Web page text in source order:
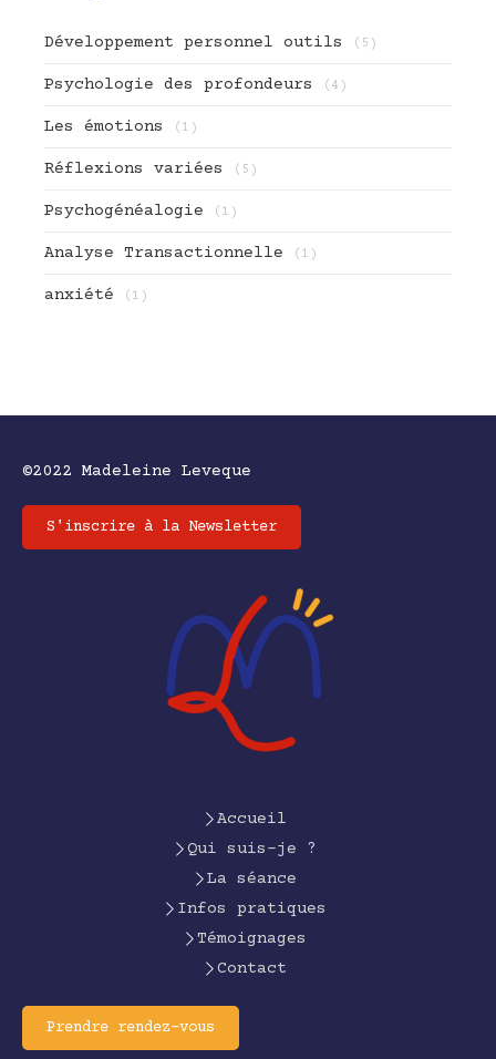
Développement personnel outils (5)
Psychologie des profondeurs (4)
Les émotions (1)
Réflexions variées (5)
Psychogénéalogie (1)
Analyse Transactionnelle (1)
anxiété (1)
©2022 Madeleine Leveque
S'inscrire à la Newsletter
Accueil
Qui suis-je ?
La séance
Infos pratiques
Témoignages
Contact
Prendre rendez-vous